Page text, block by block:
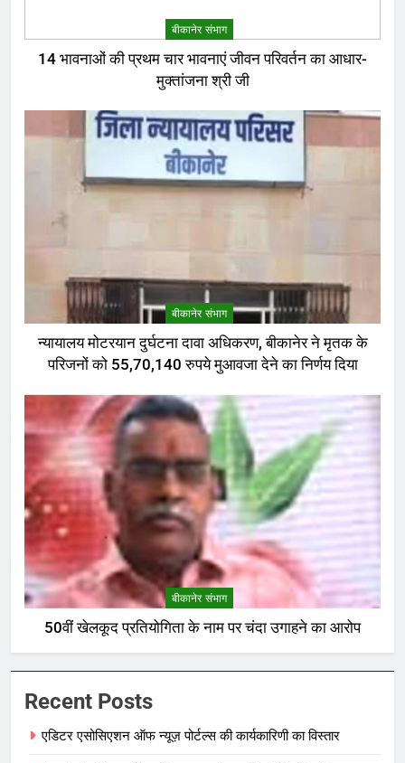
बीकानेर संभाग
14 भावनाओं की प्रथम चार भावनाएं जीवन परिवर्तन का आधार-
मुक्तांजना श्री जी
बीकानेर संभाग
न्यायालय मोटरयान दुर्घटना दावा अधिकरण, बीकानेर ने मृतक के
परिजनों को 55,70,140 रुपये मुआवजा देने का निर्णय दिया
बीकानेर संभाग
50वीं खेलकूद प्रतियोगिता के नाम पर चंदा उगाहने का आरोप
Recent Posts
एडिटर एसोसिएशन ऑफ न्यूज़ पोर्टल्स की कार्यकारिणी का विस्तार